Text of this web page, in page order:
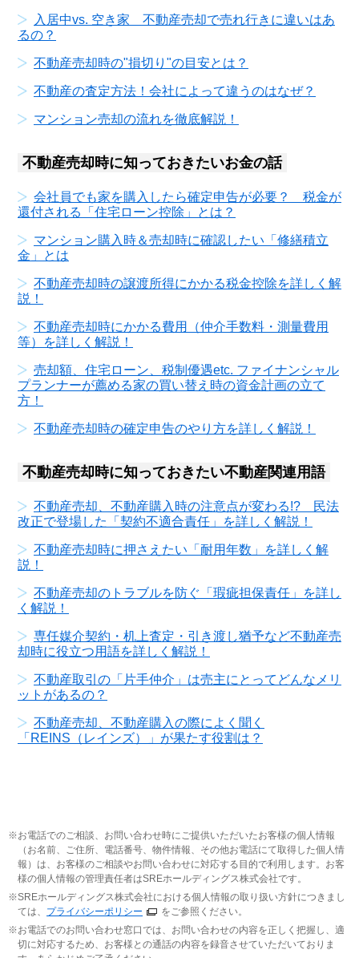
入居中vs. 空き家 不動産売却で売れ行きに違いはあ
るの？
不動産売却時の"損切り"の目安とは？
不動産の査定方法！会社によって違うのはなぜ？
マンション売却の流れを徹底解説！
不動産売却時に知っておきたいお金の話
会社員でも家を購入したら確定申告が必要？ 税金が
還付される「住宅ローン控除」とは？
マンション購入時＆売却時に確認したい「修繕積立
金」とは
不動産売却時の譲渡所得にかかる税金控除を詳しく解
説！
不動産売却時にかかる費用（仲介手数料・測量費用
等）を詳しく解説！
売却額、住宅ローン、税制優遇etc. ファイナンシャル
プランナーが薦める家の買い替え時の資金計画の立て
方！
不動産売却時の確定申告のやり方を詳しく解説！
不動産売却時に知っておきたい不動産関連用語
不動産売却、不動産購入時の注意点が変わる!? 民法
改正で登場した「契約不適合責任」を詳しく解説！
不動産売却時に押さえたい「耐用年数」を詳しく解
説！
不動産売却のトラブルを防ぐ「瑕疵担保責任」を詳し
く解説！
専任媒介契約・机上査定・引き渡し猶予など不動産売
却時に役立つ用語を詳しく解説！
不動産取引の「片手仲介」は売主にとってどんなメリ
ットがあるの？
不動産売却、不動産購入の際によく聞く
「REINS（レインズ）」が果たす役割は？
お電話でのご相談、お問い合わせ時にご提供いただいたお客様の個人情報
（お名前、ご住所、電話番号、物件情報、その他お電話にて取得した個人情
報）は、お客様のご相談やお問い合わせに対応する目的で利用します。お客
様の個人情報の管理責任者はSREホールディングス株式会社です。
SREホールディングス株式会社における個人情報の取り扱い方針につきまし
ては、 プライバシーポリシー
をご参照ください。
お電話でのお問い合わせ窓口では、お問い合わせの内容を正しく把握し、適
切に対応するため、お客様との通話の内容を録音させていただいておりま